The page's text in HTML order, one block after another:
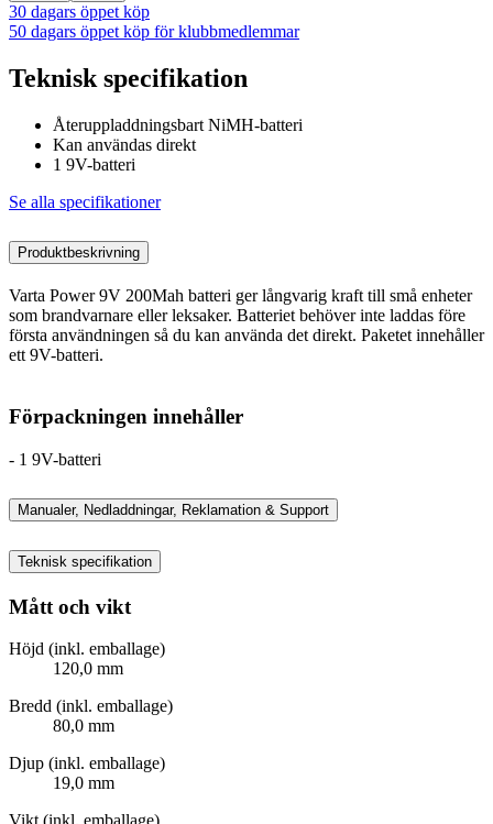
30 dagars öppet köp
50 dagars öppet köp för klubbmedlemmar
Teknisk specifikation
Återuppladdningsbart NiMH-batteri
Kan användas direkt
1 9V-batteri
Se alla specifikationer
Produktbeskrivning
Varta Power 9V 200Mah batteri ger långvarig kraft till små enheter
som brandvarnare eller leksaker. Batteriet behöver inte laddas före
första användningen så du kan använda det direkt. Paketet innehåller
ett 9V-batteri.
Förpackningen innehåller
- 1 9V-batteri
Manualer, Nedladdningar, Reklamation & Support
Teknisk specifikation
Mått och vikt
Höjd (inkl. emballage)
120,0 mm
Bredd (inkl. emballage)
80,0 mm
Djup (inkl. emballage)
19,0 mm